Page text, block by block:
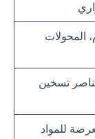
المحولات
تسخين
للمواد